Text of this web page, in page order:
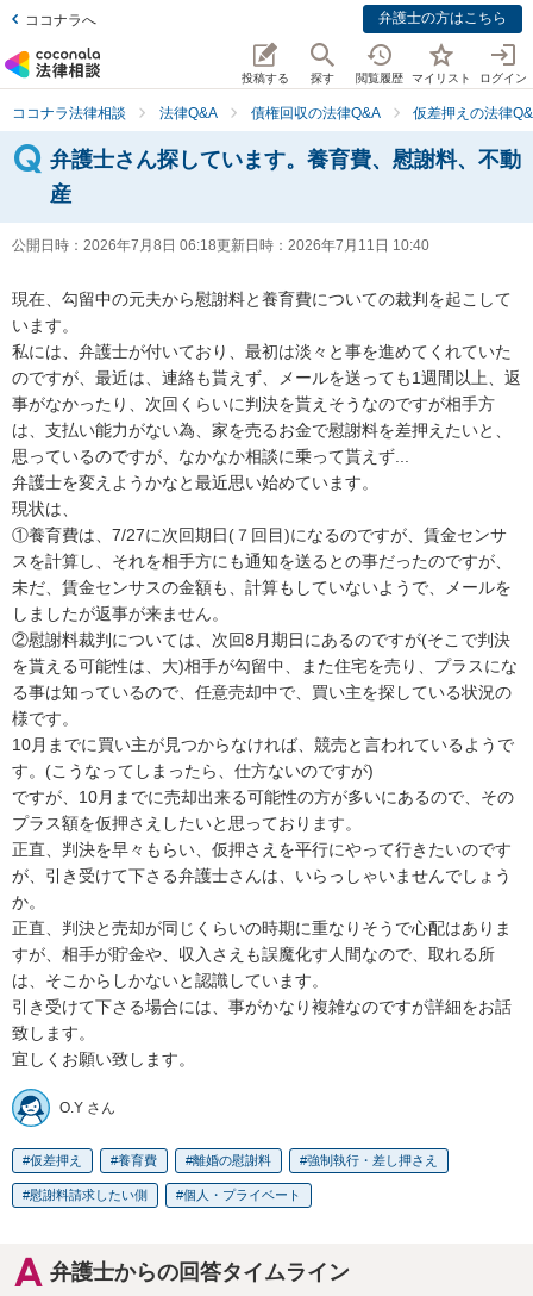
ココナラへ 弁護士の方はこちら
投稿する 探す 閲覧履歴 マイリスト ログイン
ココナラ法律相談 法律Q&A 債権回収の法律Q&A 仮差押えの法律
弁護士さん探しています。養育費、慰謝料、不動
産
公開日時： 2026年7月8日 06:18更新日時： 2026年7月11日 10:40
現在、勾留中の元夫から慰謝料と養育費についての裁判を起こして
います。
私には、弁護士が付いており、最初は淡々と事を進めてくれていた
のですが、最近は、連絡も貰えず、メールを送っても1週間以上、返
事がなかったり、次回くらいに判決を貰えそうなのですが相手方
は、支払い能力がない為、家を売るお金で慰謝料を差押えたいと、
思っているのですが、なかなか相談に乗って貰えず...
弁護士を変えようかなと最近思い始めています。
現状は、
①養育費は、7/27に次回期日(７回目)になるのですが、賃金センサ
スを計算し、それを相手方にも通知を送るとの事だったのですが、
未だ、賃金センサスの金額も、計算もしていないようで、メールを
しましたが返事が来ません。
②慰謝料裁判については、次回8月期日にあるのですが(そこで判決
を貰える可能性は、大)相手が勾留中、また住宅を売り、プラスにな
る事は知っているので、任意売却中で、買い主を探している状況の
様です。
10月までに買い主が見つからなければ、競売と言われているようで
す。(こうなってしまったら、仕方ないのですが)
ですが、10月までに売却出来る可能性の方が多いにあるので、その
プラス額を仮押さえしたいと思っております。
正直、判決を早々もらい、仮押さえを平行にやって行きたいのです
が、引き受けて下さる弁護士さんは、いらっしゃいませんでしょう
か。
正直、判決と売却が同じくらいの時期に重なりそうで心配はありま
すが、相手が貯金や、収入さえも誤魔化す人間なので、取れる所
は、そこからしかないと認識しています。
引き受けて下さる場合には、事がかなり複雑なのですが詳細をお話
致します。
宜しくお願い致します。
O.Y さん
仮差押え 養育費 離婚の慰謝料 強制執行・差し押さえ
慰謝料請求したい側 個人・プライベート
弁護士からの回答タイムライン